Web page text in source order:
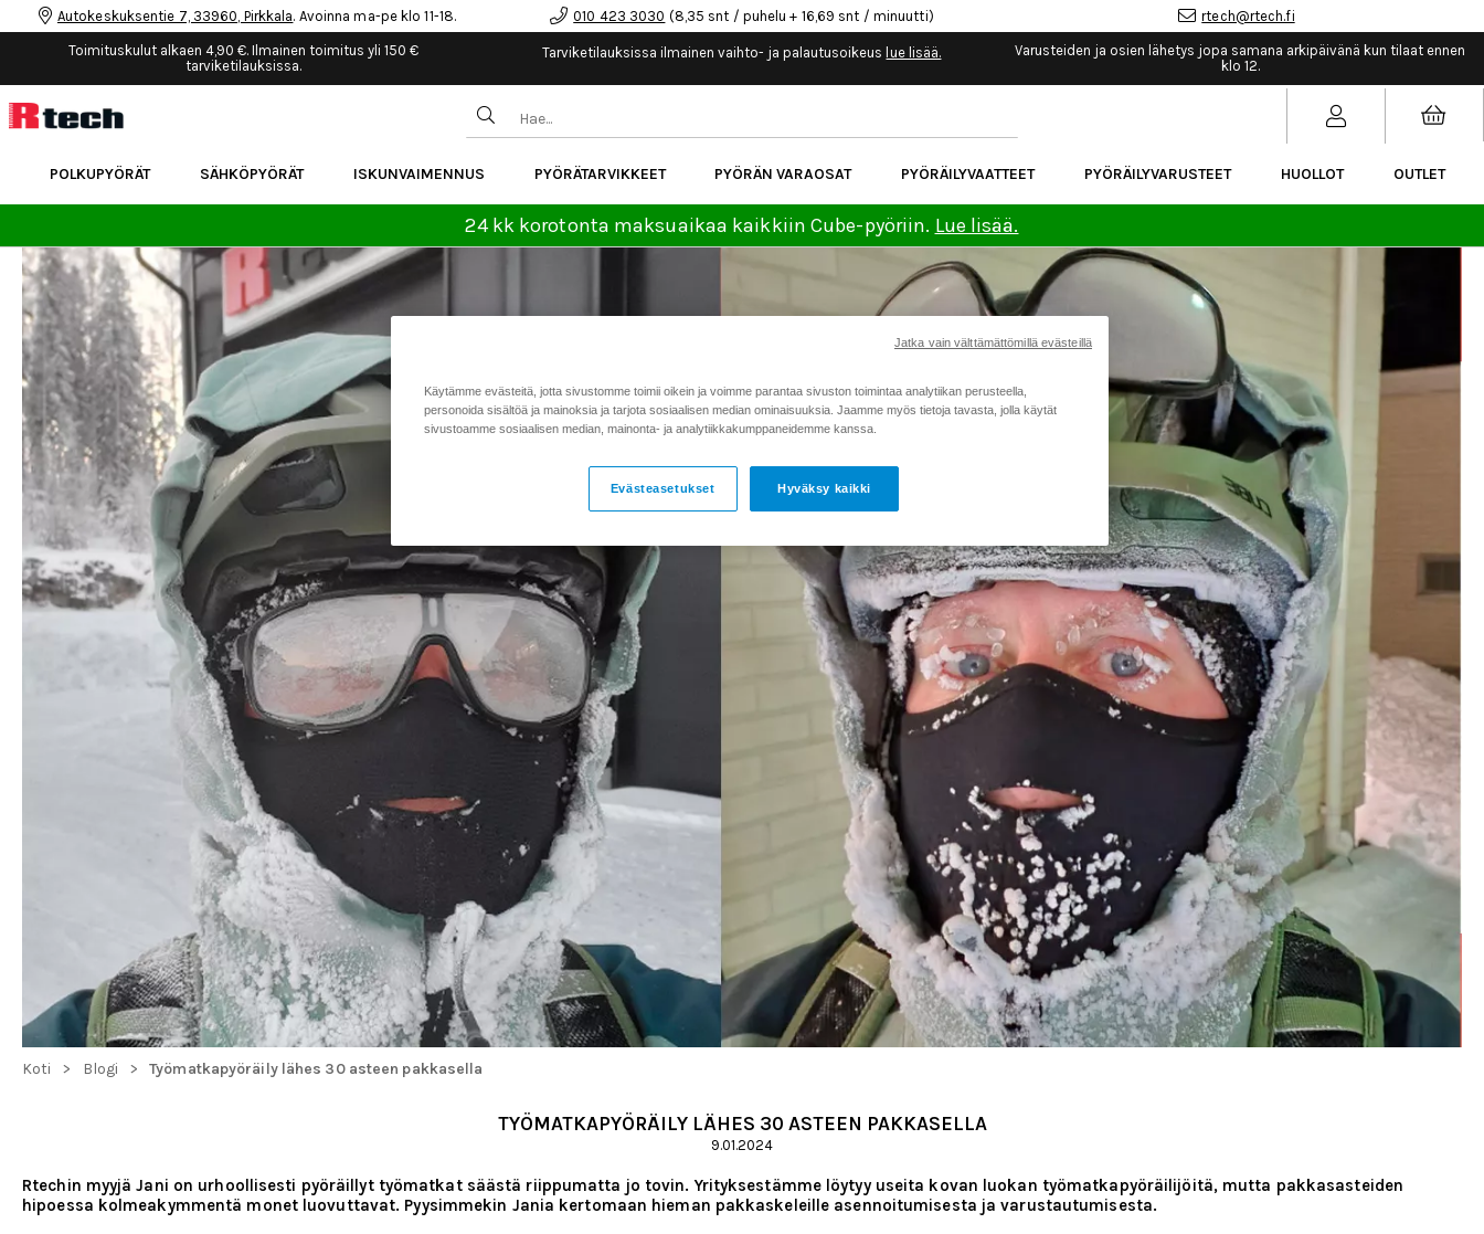
Autokeskuksentie 7, 33960, Pirkkala. Avoinna ma-pe klo 11-18. 010 423 3030 (8,35 snt / puhelu + 16,69 snt / minuutti) rtech@rtech.fi
Toimituskulut alkaen 4,90 €. Ilmainen toimitus yli 150 €
tarviketilauksissa.
Tarviketilauksissa ilmainen vaihto- ja palautusoikeus lue lisää.
Varusteiden ja osien lähetys jopa samana arkipäivänä kun tilaat ennen
klo 12.
POLKUPYÖRÄT SÄHKÖPYÖRÄT ISKUNVAIMENNUS PYÖRÄTARVIKKEET PYÖRÄN VARAOSAT PYÖRÄILYVAATTEET PYÖRÄILYVARUSTEET HUOLLOT OUTLET
24 kk korotonta maksuaikaa kaikkiin Cube-pyöriin. Lue lisää.
Koti > Blogi > Työmatkapyöräily lähes 30 asteen pakkasella
TYÖMATKAPYÖRÄILY LÄHES 30 ASTEEN PAKKASELLA
9.01.2024
Rtechin myyjä Jani on urhoollisesti pyöräillyt työmatkat säästä riippumatta jo tovin. Yrityksestämme löytyy useita kovan luokan työmatkapyöräilijöitä, mutta pakkasasteiden
hipoessa kolmeakymmentä monet luovuttavat. Pyysimmekin Jania kertomaan hieman pakkaskeleille asennoitumisesta ja varustautumisesta.
Käytämme evästeitä, jotta sivustomme toimii oikein ja voimme parantaa sivuston toimintaa analytiikan perusteella,
personoida sisältöä ja mainoksia ja tarjota sosiaalisen median ominaisuuksia. Jaamme myös tietoja tavasta, jolla käytät
sivustoamme sosiaalisen median, mainonta- ja analytiikkakumppaneidemme kanssa.
Hyväksy kaikki
Evästeasetukset
Jatka vain välttämättömillä evästeillä